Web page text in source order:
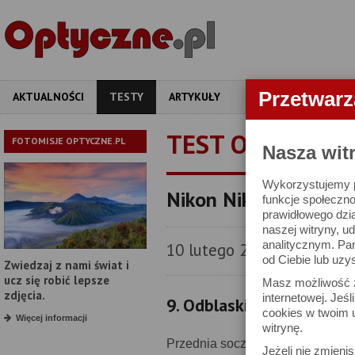
Nasza
Wykorzystujemy
funkcje
prawidłowego
naszej witryny,
analitycznym.
od Ciebie lub
Masz możliwość
internetowej.
cookies w twoim
witrynę.
Jeżeli nie
AKTUALNOŚCI TESTY ARTYKUŁY APARATY
FOTOMISJE OPTYCZNE.PL
Zwiedzaj z nami świat i
ucz się robić lepsze
zdjęcia.
Więcej informacji
TEST
Nikon Nikkor AF-S
10 lutego 2014
9. Odblaski
Przednia soczewka Nikkora AF-